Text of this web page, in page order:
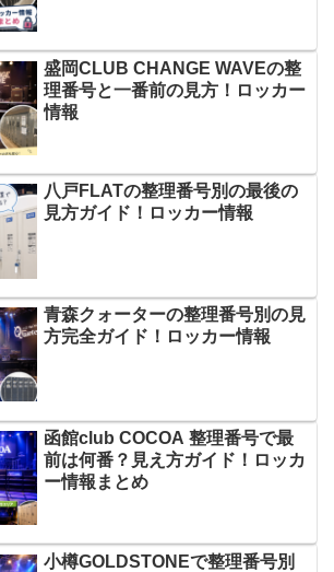
盛岡CLUB CHANGE WAVEの整
理番号と一番前の見方！ロッカー
情報
八戸FLATの整理番号別の最後の
見方ガイド！ロッカー情報
青森クォーターの整理番号別の見
方完全ガイド！ロッカー情報
函館club COCOA 整理番号で最
前は何番？見え方ガイド！ロッカ
ー情報まとめ
小樽GOLDSTONEで整理番号別